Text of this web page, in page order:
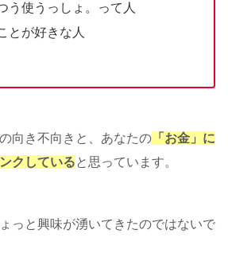
う使うっしょ。って人
とが好きな人
向き不向きと、あなたの 「お金」に
クしている と思っています。
っと興味が湧いてきたのではないで